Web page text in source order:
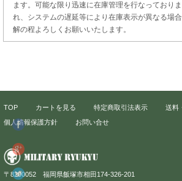
ます。可能な限り迅速に在庫管理を行なっており
れ、システムの遅延等により在庫表示が異なる場
解の程よろしくお願いいたします。
TOP カートを見る 特定商取引法表示
送料
個人情報保護方針
お問い合せ
〒8200052 福岡県飯塚市相田174-326-201